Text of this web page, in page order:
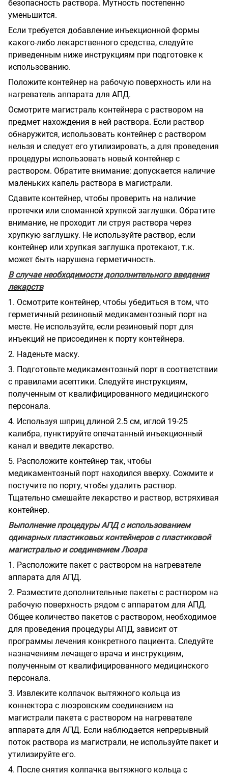
безопасность раствора. Мутность постепенно
уменьшится.
Если требуется добавление инъекционной формы
какого-либо лекарственного средства, следуйте
приведенным ниже инструкциям при подготовке к
использованию.
Положите контейнер на рабочую поверхность или на
нагреватель аппарата для АПД.
Осмотрите магистраль контейнера с раствором на
предмет нахождения в ней раствора. Если раствор
обнаружится, использовать контейнер с раствором
нельзя и следует его утилизировать, а для проведения
процедуры использовать новый контейнер с
раствором. Обратите внимание: допускается наличие
маленьких капель раствора в магистрали.
Сдавите контейнер, чтобы проверить на наличие
протечки или сломанной хрупкой заглушки. Обратите
внимание, не проходит ли струя раствора через
хрупкую заглушку. Не используйте раствор, если
контейнер или хрупкая заглушка протекают, т.к.
может быть нарушена герметичность.
В случае необходимости дополнительного введения
лекарств
1. Осмотрите контейнер, чтобы убедиться в том, что
герметичный резиновый медикаментозный порт на
месте. Не используйте, если резиновый порт для
инъекций не присоединен к порту контейнера.
2. Наденьте маску.
3. Подготовьте медикаментозный порт в соответствии
с правилами асептики. Следуйте инструкциям,
полученным от квалифицированного медицинского
персонала.
4. Используя шприц длиной 2.5 см, иглой 19-25
калибра, пунктируйте опечатанный инъекционный
канал и введите лекарство.
5. Расположите контейнер так, чтобы
медикаментозный порт находился вверху. Сожмите и
постучите по порту, чтобы удалить раствор.
Тщательно смешайте лекарство и раствор, встряхивая
контейнер.
Выполнение процедуры АПД с использованием
одинарных пластиковых контейнеров с пластиковой
магистралью и соединением Люэра
1. Расположите пакет с раствором на нагревателе
аппарата для АПД.
2. Разместите дополнительные пакеты с раствором на
рабочую поверхность рядом с аппаратом для АПД.
Общее количество пакетов с раствором, необходимое
для проведения процедуры АПД, зависит от
программы лечения конкретного пациента. Следуйте
назначениям лечащего врача и инструкциям,
полученным от квалифицированного медицинского
персонала.
3. Извлеките колпачок вытяжного кольца из
коннектора с люэровским соединением на
магистрали пакета с раствором на нагревателе
аппарата для АПД. Если наблюдается непрерывный
поток раствора из магистрали, не используйте пакет и
утилизируйте его.
4. После снятия колпачка вытяжного кольца с